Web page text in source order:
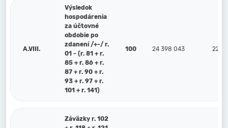
A.VIII.
Výsledok
hospodárenia
za účtovné
obdobie po
zdanení /+-/ r.
01 - (r. 81 + r.
85 + r. 86 + r.
87 + r. 90 + r.
93 + r. 97 + r.
101 + r. 141)
100 24 398 043 22
Záväzky r. 102